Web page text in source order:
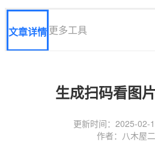
文章详情更多工具
生成扫码看图
更新时间：2025-02-
作者：八木屋